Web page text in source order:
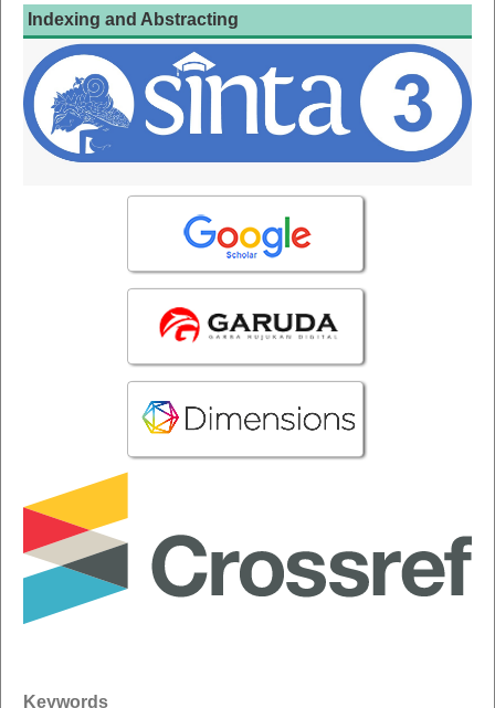
Indexing and Abstracting
Keywords